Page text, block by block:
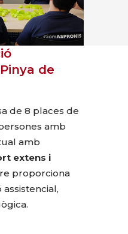
de
de 8 places de
amb
amb
extens i
proporciona